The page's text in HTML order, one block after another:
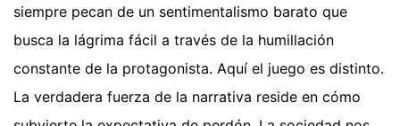
siempre pecan de un sentimentalismo barato que
busca la lágrima fácil a través de la humillación
constante de la protagonista. Aquí el juego es distinto.
La verdadera fuerza de la narrativa reside en cómo